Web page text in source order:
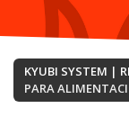
KYUBI SYSTEM |
PARA